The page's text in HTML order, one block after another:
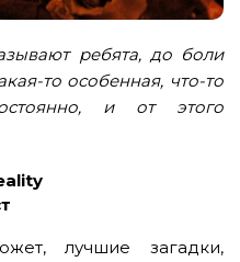
ребята, до боли
то особенная, что-то
и от этого
лучшие загадки,